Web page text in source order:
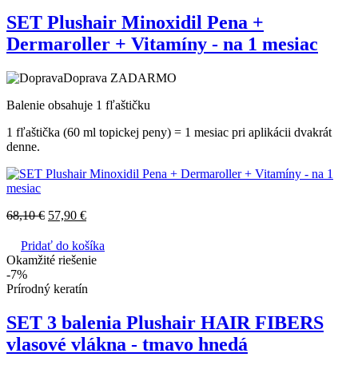
SET Plushair Minoxidil Pena +
Dermaroller + Vitamíny - na 1 mesiac
Doprava ZADARMO
Balenie obsahuje 1 fľaštičku
1 fľaštička (60 ml topickej peny) = 1 mesiac pri aplikácii dvakrát
denne.
68,10€ 57,90 €
Pridať do košíka
Okamžité riešenie
-7%
Prírodný keratín
SET 3 balenia Plushair HAIR FIBERS
vlasové vlákna - tmavo hnedá